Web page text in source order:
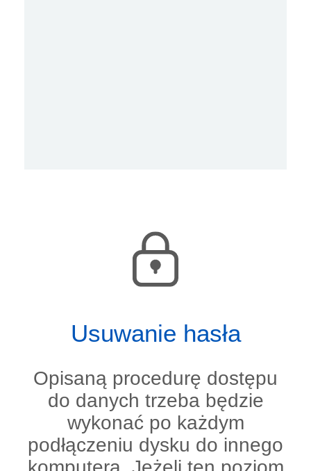
Usuwanie hasła
Opisaną procedurę dostępu
do danych trzeba będzie
wykonać po każdym
podłączeniu dysku do innego